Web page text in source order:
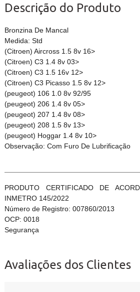
Descrição do Produto
Bronzina De Mancal
Medida: Std
(Citroen) Aircross 1.5 8v 16>
(Citroen) C3 1.4 8v 03>
(Citroen) C3 1.5 16v 12>
(Citroen) C3 Picasso 1.5 8v 12>
(peugeot) 106 1.0 8v 92/95
(peugeot) 206 1.4 8v 05>
(peugeot) 207 1.4 8v 08>
(peugeot) 208 1.5 8v 13>
(peugeot) Hoggar 1.4 8v 10>
Observação: Com Furo De Lubrificação
PRODUTO CERTIFICADO DE
INMETRO 145/2022
Número de Registro: 007860/2013
OCP: 0018
Segurança
Avaliações dos Clientes